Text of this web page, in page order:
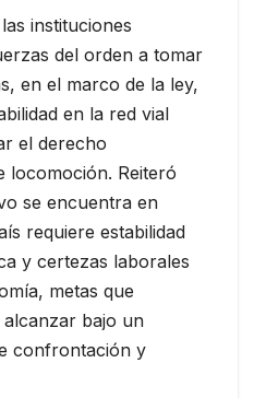
instituciones
del orden a tomar
en el marco de la ley,
en la red vial
el derecho
locomoción. Reiteró
se encuentra en
requiere estabilidad
y certezas laborales
metas que
alcanzar bajo un
confrontación y